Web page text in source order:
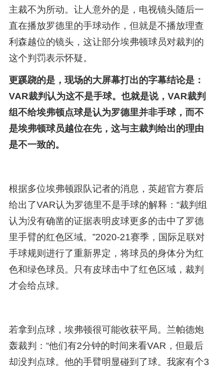
主裁不为所动。让人意外的是，电视镜头随后一
直在播放罗德里的手球动作，但就是不播放理查
利森越位的镜头，这让部分埃弗顿球员对裁判的
这个判罚表示怀疑。
更蹊跷的是，现场的大屏幕打出的字幕结论是：
VAR裁判认为这不是手球。也就是说，VAR裁判
组不给埃弗顿点球是认为罗德里并非手球，而不
是埃弗顿球员越位在先，这与主裁判给出的理由
是不一致的。
根据多位埃弗顿跟队记者的消息，英超官方赛后
给出了VAR认为罗德里不是手球的解释：“裁判组
认为没有确凿的证据表明皮球更多的击中了罗德
里手臂的红色区域。”2020-21赛季，国际足联对
手球规则进行了重新界定，将球员的身体分为红
色和绿色球员。只有皮球击中了红色区域，裁判
才会给点球。
若拿到点球，埃弗顿很可能收获平局。兰帕德炮
轰裁判：“他们有2分钟的时间来看VAR，但最后
却没判点球。他的手臂明显碰到了球。我家有个3